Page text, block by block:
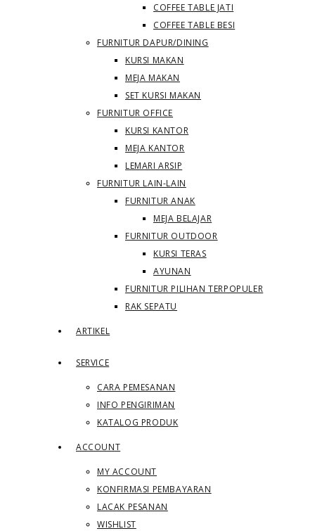
COFFEE TABLE JATI
COFFEE TABLE BESI
FURNITUR DAPUR/DINING
KURSI MAKAN
MEJA MAKAN
SET KURSI MAKAN
FURNITUR OFFICE
KURSI KANTOR
MEJA KANTOR
LEMARI ARSIP
FURNITUR LAIN-LAIN
FURNITUR ANAK
MEJA BELAJAR
FURNITUR OUTDOOR
KURSI TERAS
AYUNAN
FURNITUR PILIHAN TERPOPULER
RAK SEPATU
ARTIKEL
SERVICE
CARA PEMESANAN
INFO PENGIRIMAN
KATALOG PRODUK
ACCOUNT
MY ACCOUNT
KONFIRMASI PEMBAYARAN
LACAK PESANAN
WISHLIST